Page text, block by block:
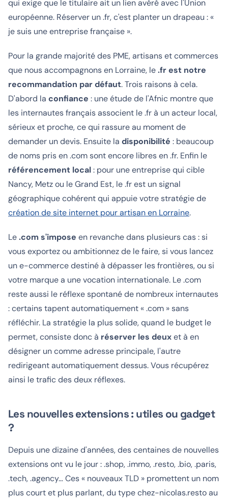
qui exige que le titulaire ait un lien avéré avec l'Union
européenne. Réserver un .fr, c'est planter un drapeau : «
je suis une entreprise française ».
Pour la grande majorité des PME, artisans et commerces
que nous accompagnons en Lorraine, le.fr est notre
recommandation par défaut. Trois raisons à cela.
D'abord la confiance : une étude de l'Afnic montre que
les internautes français associent le .fr à un acteur local,
sérieux et proche, ce qui rassure au moment de
demander un devis. Ensuite la disponibilité : beaucoup
de noms pris en .com sont encore libres en .fr. Enfin le
référencement local: pour une entreprise qui cible
Nancy, Metz ou le Grand Est, le .fr est un signal
géographique cohérent qui appuie votre stratégie de
création de site internet pour artisan en Lorraine.
Le.com s'impose en revanche dans plusieurs cas : si
vous exportez ou ambitionnez de le faire, si vous lancez
un e-commerce destiné à dépasser les frontières, ou si
votre marque a une vocation internationale. Le .com
reste aussi le réflexe spontané de nombreux internautes
: certains tapent automatiquement « .com » sans
réfléchir. La stratégie la plus solide, quand le budget le
permet, consiste donc à réserver les deuxet à en
désigner un comme adresse principale, l'autre
redirigeant automatiquement dessus. Vous récupérez
ainsi le trafic des deux réflexes.
Les nouvelles extensions : utiles ou gadget
?
Depuis une dizaine d'années, des centaines de nouvelles
extensions ont vu le jour : .shop, .immo, .resto, .bio, .paris,
.tech, .agency… Ces « nouveaux TLD » promettent un nom
plus court et plus parlant, du typechez-nicolas.restoau